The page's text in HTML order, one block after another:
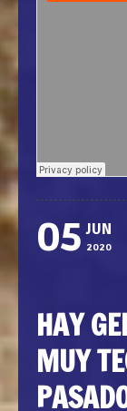
05 JUN
2020
HAY
MUY